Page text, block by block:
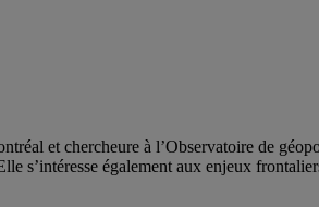
et chercheure à l’Observatoire de
s’intéresse également aux enjeux